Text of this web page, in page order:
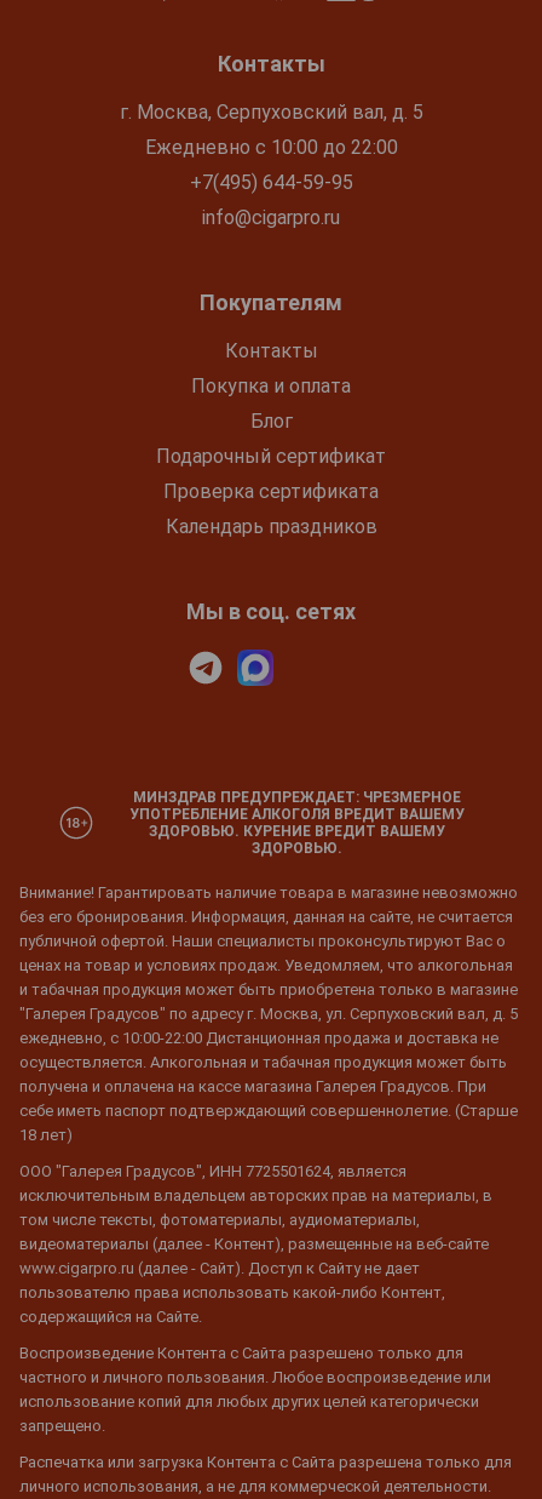
Контакты
г. Москва, Серпуховский вал, д. 5
Ежедневно с 10:00 до 22:00
+7(495) 644-59-95
info@cigarpro.ru
Покупателям
Контакты
Покупка и оплата
Блог
Подарочный сертификат
Проверка сертификата
Календарь праздников
Мы в соц. сетях
МИНЗДРАВ ПРЕДУПРЕЖДАЕТ: ЧРЕЗМЕРНОЕ
УПОТРЕБЛЕНИЕ АЛКОГОЛЯ ВРЕДИТ ВАШЕМУ
ЗДОРОВЬЮ. КУРЕНИЕ ВРЕДИТ ВАШЕМУ
ЗДОРОВЬЮ.
Внимание! Гарантировать наличие товара в магазине невозможно
без его бронирования. Информация, данная на сайте, не считается
публичной офертой. Наши специалисты проконсультируют Вас о
ценах на товар и условиях продаж. Уведомляем, что алкогольная
и табачная продукция может быть приобретена только в магазине
"Галерея Градусов" по адресу г. Москва, ул. Серпуховский вал, д. 5
ежедневно, с 10:00-22:00 Дистанционная продажа и доставка не
осуществляется. Алкогольная и табачная продукция может быть
получена и оплачена на кассе магазина Галерея Градусов. При
себе иметь паспорт подтверждающий совершеннолетие. (Старше
18 лет)
ООО "Галерея Градусов", ИНН 7725501624, является
исключительным владельцем авторских прав на материалы, в
том числе тексты, фотоматериалы, аудиоматериалы,
видеоматериалы (далее - Контент), размещенные на веб-сайте
www.cigarpro.ru (далее - Сайт). Доступ к Сайту не дает
пользователю права использовать какой-либо Контент,
содержащийся на Сайте.
Воспроизведение Контента с Сайта разрешено только для
частного и личного пользования. Любое воспроизведение или
использование копий для любых других целей категорически
запрещено.
Распечатка или загрузка Контента с Сайта разрешена только для
личного использования, а не для коммерческой деятельности.